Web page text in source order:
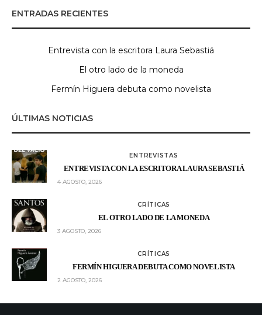
ENTRADAS RECIENTES
Entrevista con la escritora Laura Sebastiá
El otro lado de la moneda
Fermín Higuera debuta como novelista
ÚLTIMAS NOTICIAS
ENTREVISTAS
ENTREVISTA CON LA ESCRITORA LAURA SEBASTIÁ
4 AGOSTO, 2026
CRÍTICAS
EL OTRO LADO DE LA MONEDA
3 AGOSTO, 2026
CRÍTICAS
FERMÍN HIGUERA DEBUTA COMO NOVELISTA
2 AGOSTO, 2026